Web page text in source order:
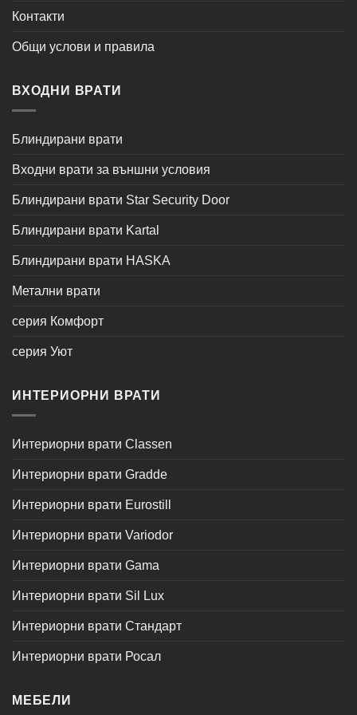
Контакти
Общи услови и правила
ВХОДНИ ВРАТИ
Блиндирани врати
Входни врати за външни условия
Блиндирани врати Star Security Door
Блиндирани врати Kartal
Блиндирани врати HASKA
Метални врати
серия Комфорт
серия Уют
ИНТЕРИОРНИ ВРАТИ
Интериорни врати Classen
Интериорни врати Gradde
Интериорни врати Eurostill
Интериорни врати Variodor
Интериорни врати Gama
Интериорни врати Sil Lux
Интериорни врати Стандарт
Интериорни врати Росал
МЕБЕЛИ